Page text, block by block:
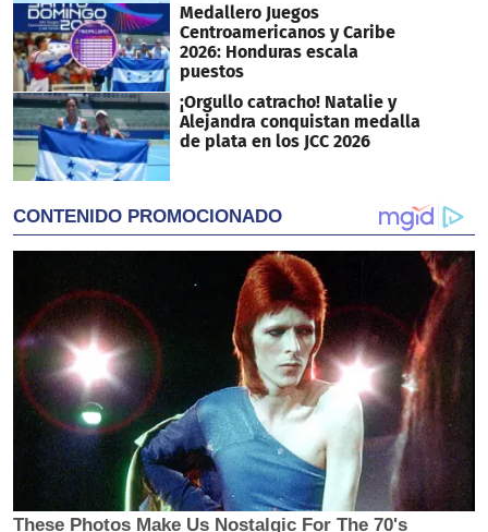
Medallero Juegos
Centroamericanos y Caribe
2026: Honduras escala
puestos
¡Orgullo catracho! Natalie y
Alejandra conquistan medalla
de plata en los JCC 2026